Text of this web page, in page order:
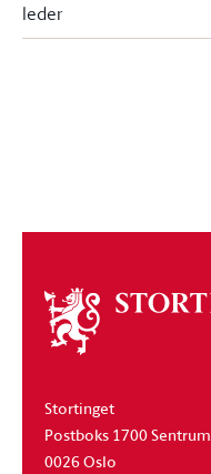
leder
Om
stortinget
Stortinget
Postboks 1700 Sentrum
0026 Oslo